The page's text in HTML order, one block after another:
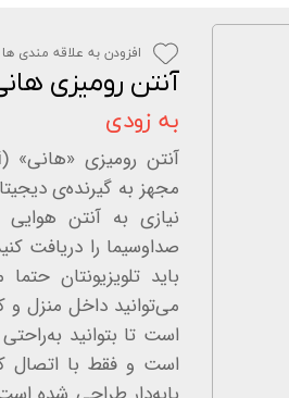
گالری فیلم
اخبار و مقالات
استعلام قیمت
آنتن رومیزی هانی
به زودی
مجهز به گیرنده‌‌ی
صداوسیما را دریافت
باید تلویزیونتان
است تا بتوانید
است و فقط با اتصال
افزودن به علاقه مندی ها